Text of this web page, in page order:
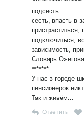
подсесть
сесть, впасть в
пристраститься,
подключиться,
зависимость,
Словарь Ожегова.
*******
У нас в городе
пенсионеров
Так и живём…
Ответить